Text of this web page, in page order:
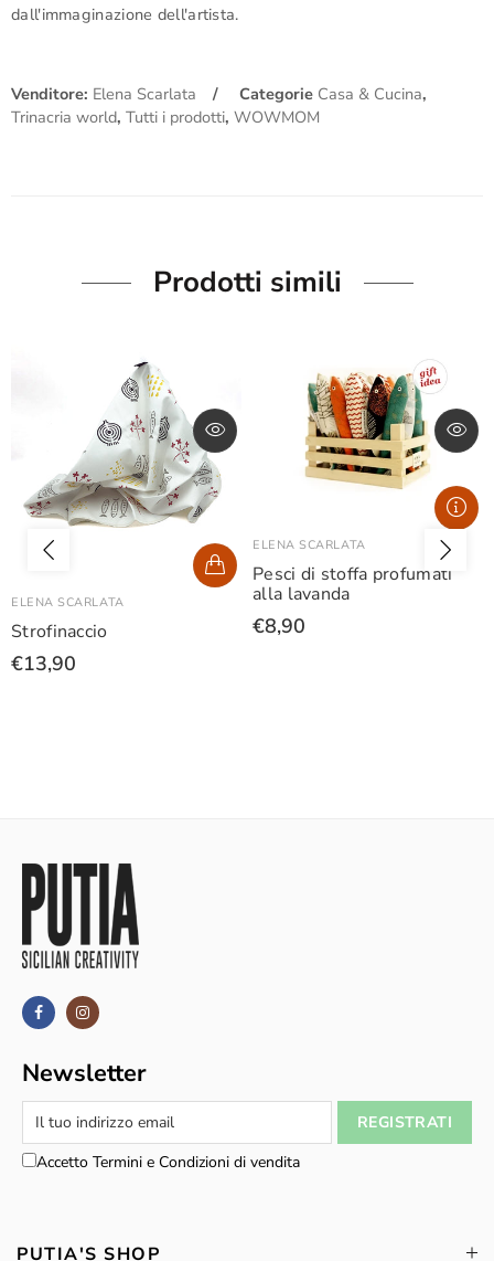
dall'immaginazione dell'artista.
Venditore: Elena Scarlata Categorie Casa & Cucina,
Trinacria world, Tutti i prodotti, WOWMOM
Prodotti simili
ELENA SCARLATA
Strofinaccio
€13,90
ELENA SCARLATA
Pesci di stoffa profumati
alla lavanda
€8,90
Newsletter
Accetto Termini e Condizioni di vendita
PUTIA'S SHOP